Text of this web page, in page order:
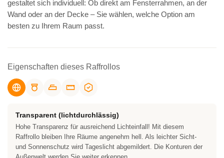
gestaltet sich individuell: Ob direkt am Fensterrahmen, an der
Wand oder an der Decke – Sie wählen, welche Option am
besten zu Ihrem Raum passt.
Eigenschaften dieses Raffrollos
Transparent (lichtdurchlässig)
Hohe Transparenz für ausreichend Lichteinfall! Mit diesem
Raffrollo bleiben Ihre Räume angenehm hell. Als leichter Sicht-
und Sonnenschutz wird Tageslicht abgemildert. Die Konturen der